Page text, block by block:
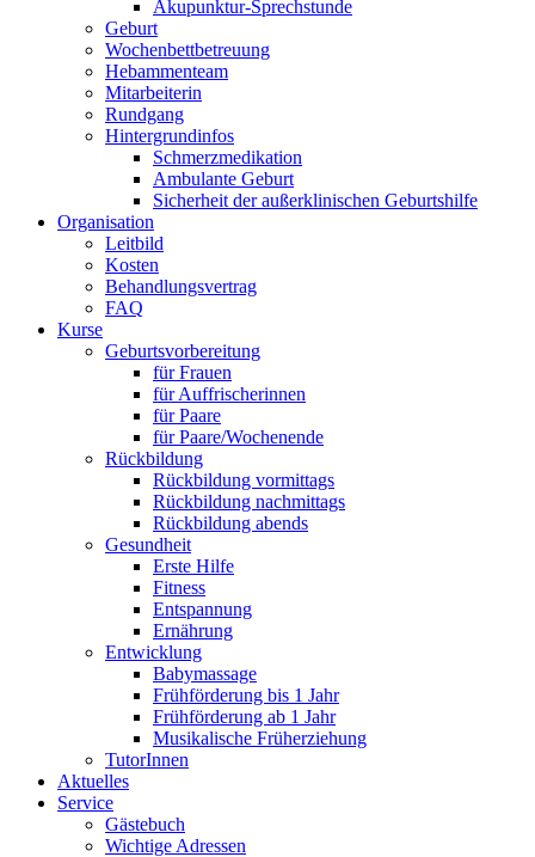
Akupunktur-Sprechstunde
Geburt
Wochenbettbetreuung
Hebammenteam
Mitarbeiterin
Rundgang
Hintergrundinfos
Schmerzmedikation
Ambulante Geburt
Sicherheit der außerklinischen Geburtshilfe
Organisation
Leitbild
Kosten
Behandlungsvertrag
FAQ
Kurse
Geburtsvorbereitung
für Frauen
für Auffrischerinnen
für Paare
für Paare/Wochenende
Rückbildung
Rückbildung vormittags
Rückbildung nachmittags
Rückbildung abends
Gesundheit
Erste Hilfe
Fitness
Entspannung
Ernährung
Entwicklung
Babymassage
Frühförderung bis 1 Jahr
Frühförderung ab 1 Jahr
Musikalische Früherziehung
TutorInnen
Aktuelles
Service
Gästebuch
Wichtige Adressen